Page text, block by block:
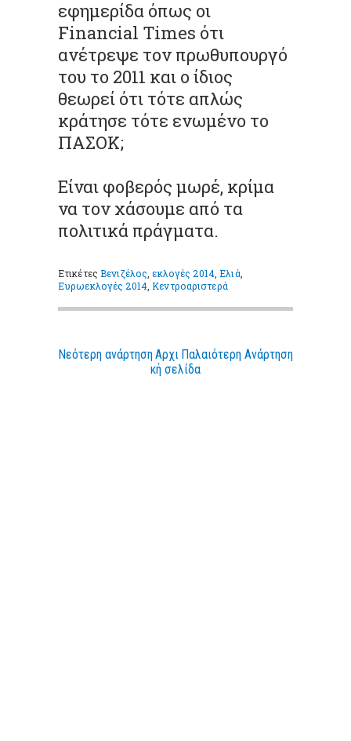
εφημερίδα όπως οι
Financial Times ότι
ανέτρεψε τον πρωθυπουργό
του το 2011 και ο ίδιος
θεωρεί ότι τότε απλώς
κράτησε τότε ενωμένο το
ΠΑΣΟΚ;
Είναι φοβερός μωρέ, κρίμα
να τον χάσουμε από τα
πολιτικά πράγματα.
ΕτικέτεςΒενιζέλος, εκλογές 2014,Ελιά,
Ευρωεκλογές 2014,Κεντροαριστερά
Νεότερη ανάρτηση Παλαιότερη Ανάρτηση
Αρχι
κή σελίδα